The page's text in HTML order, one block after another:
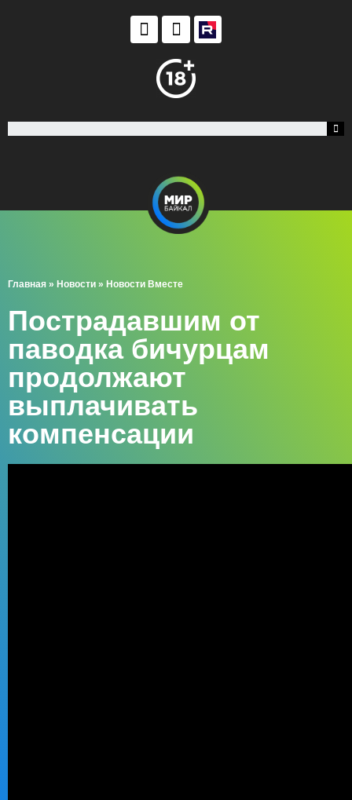
Главная » Новости » Новости Вместе
Пострадавшим от
паводка бичурцам
продолжают
выплачивать
компенсации